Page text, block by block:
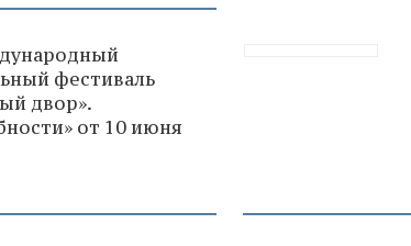
фестиваль
двор».
от 10 июня